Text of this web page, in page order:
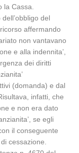
Cassa.
del
affermando
non vantavano
e alla indennita’,
dei diritti
(domanda) e dal
infatti, che
e non era dato
se egli
il conseguente
cessazione.